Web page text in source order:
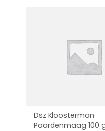
Dsz Kloosterman
Paardenmaag 100